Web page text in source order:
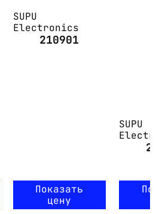
SUPU
Electronics
210901
Показать
цену
SUPU